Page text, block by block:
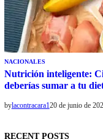
NACIONALES
Nutrición inteligente:
deberías sumar a tu
bylacontracara120 de junio de
RECENT POSTS